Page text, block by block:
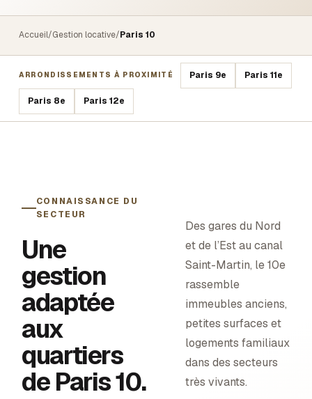
Accueil/Gestion locative/Paris 10
ARRONDISSEMENTS À PROXIMITÉ Paris 9e Paris 11e
Paris 8e Paris 12e
CONNAISSANCE DU
SECTEUR
Une
gestion
adaptée
aux
quartiers
deParis 10.
Des gares du Nord
et de l’Est au canal
Saint-Martin, le 10e
rassemble
immeubles anciens,
petites surfaces et
logements familiaux
dans des secteurs
très vivants.